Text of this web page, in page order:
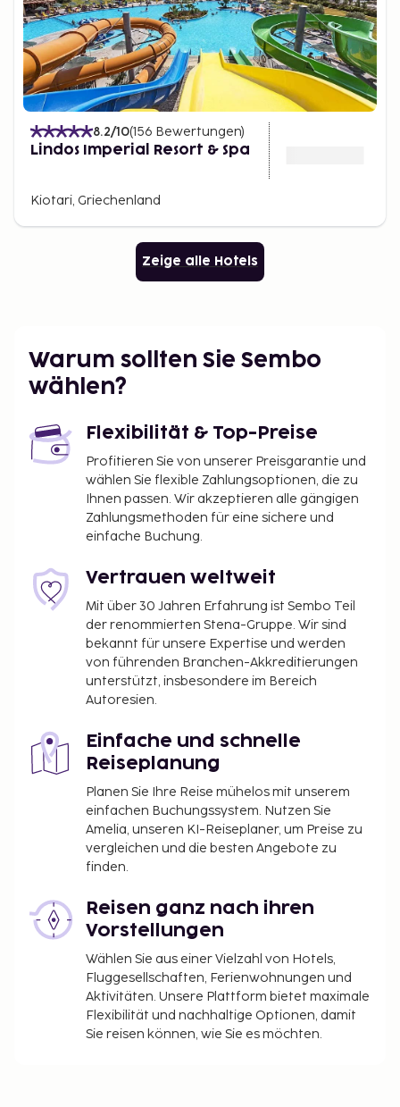
8.2/10(156 Bewertungen)
Lindos Imperial Resort & Spa
Kiotari, Griechenland
Zeige alle Hotels
Warum sollten Sie Sembo
wählen?
Flexibilität & Top-Preise
Profitieren Sie von unserer Preisgarantie und
wählen Sie flexible Zahlungsoptionen, die zu
Ihnen passen. Wir akzeptieren alle gängigen
Zahlungsmethoden für eine sichere und
einfache Buchung.
Vertrauen weltweit
Mit über 30 Jahren Erfahrung ist Sembo Teil
der renommierten Stena-Gruppe. Wir sind
bekannt für unsere Expertise und werden
von führenden Branchen-Akkreditierungen
unterstützt, insbesondere im Bereich
Autoresien.
Einfache und schnelle
Reiseplanung
Planen Sie Ihre Reise mühelos mit unserem
einfachen Buchungssystem. Nutzen Sie
Amelia, unseren KI-Reiseplaner, um Preise zu
vergleichen und die besten Angebote zu
finden.
Reisen ganz nach ihren
Vorstellungen
Wählen Sie aus einer Vielzahl von Hotels,
Fluggesellschaften, Ferienwohnungen und
Aktivitäten. Unsere Plattform bietet maximale
Flexibilität und nachhaltige Optionen, damit
Sie reisen können, wie Sie es möchten.